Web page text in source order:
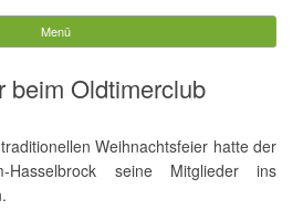
Walchum
nach:
Menü
beim Oldtimerclub
Weihnachtsfeier hatte der
Hasselbrock seine Mitglieder ins